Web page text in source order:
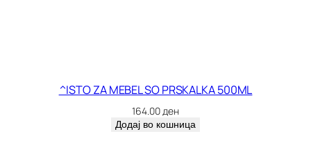
^ISTO ZA MEBEL SO PRSKALKA 500ML
164.00ден
Додај во кошница